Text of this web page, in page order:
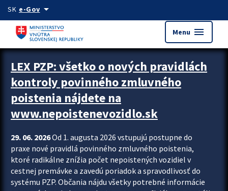
Preskocit na hlavný obsah
SK e-Govarrow_drop_down
Menu menu
Zastavit automatický posun upútavok
LEX PZP: všetko o nových pravidlách
kontroly povinného zmluvného
poistenia nájdete na
www.nepoistenevozidlo.sk
29. 06. 2026Od 1. augusta 2026 vstupujú postupne do
praxe nové pravidlá povinného zmluvného poistenia,
ktoré radikálne znížia počet nepoistených vozidiel v
cestnej premávke a zavedú poriadok a spravodlivosť do
systému PZP. Občania nájdu všetky potrebné informácie